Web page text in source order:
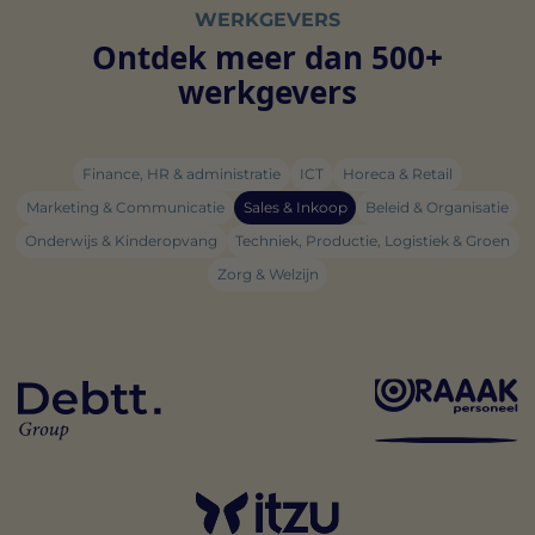
WERKGEVERS
Ontdek meer dan 500+
werkgevers
Finance, HR & administratie ICT
Horeca & Retail
Marketing & Communicatie
Sales & Inkoop
Beleid & Organisatie
Onderwijs & Kinderopvang
Techniek, Productie, Logistiek & Groen
Zorg & Welzijn